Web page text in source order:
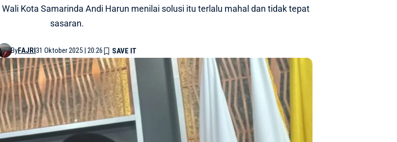
Kota Samarinda Andi Harun menilai solusi itu terlalu mahal dan tidak tepat
sasaran.
ByFAJRI31 Oktober 2025 | 20:26